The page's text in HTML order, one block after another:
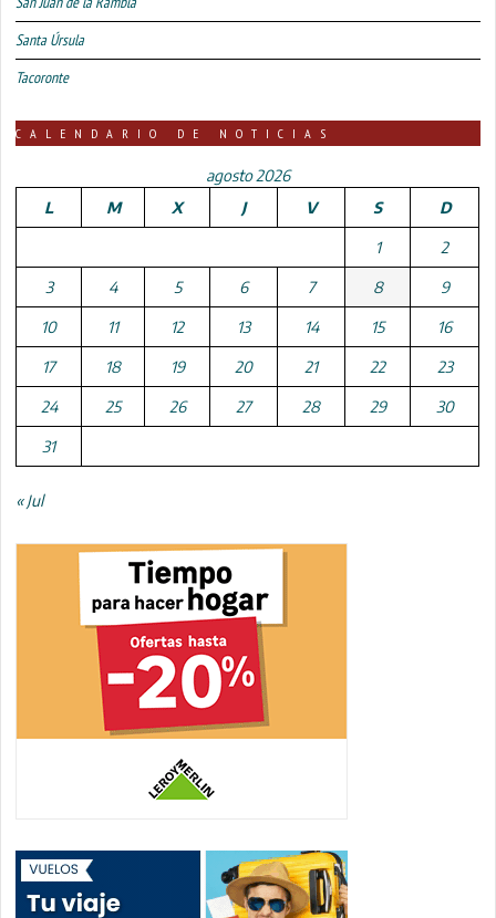
Santa Úrsula
Tacoronte
CALENDARIO DE NOTICIAS
agosto 2026
L
M X J V S D
1 2
3 4 5 6 7 8 9
10 11 12 13 14 15 16
17 18 19 20 21 22 23
24 25 26 27 28 29 30
31
« Jul